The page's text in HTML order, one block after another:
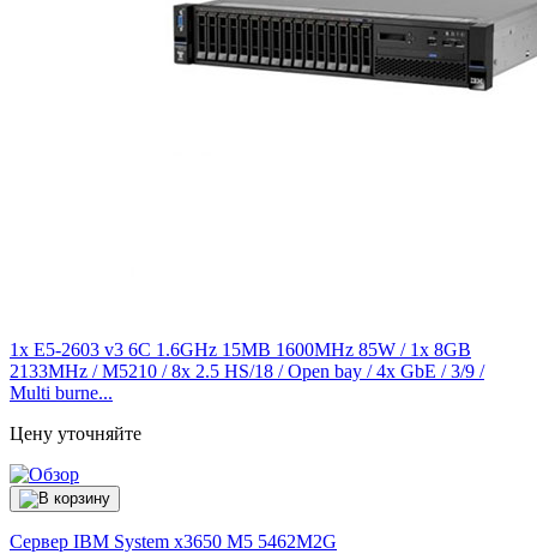
1x E5-2603 v3 6C 1.6GHz 15MB 1600MHz 85W / 1x 8GB
2133MHz / M5210 / 8x 2.5 HS/18 / Open bay / 4x GbE / 3/9 /
Multi burne...
Цену уточняйте
Сервер IBM System x3650 M5 5462M2G